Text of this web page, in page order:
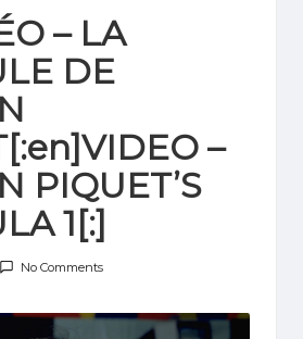
– LA
DE
–
PIQUET’S
1[:]
No Comments